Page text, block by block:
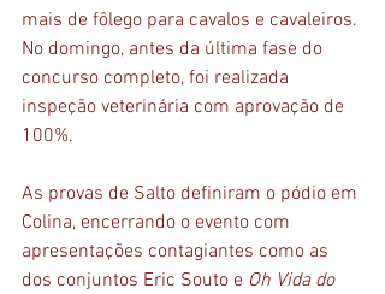
mais de fôlego para cavalos e cavaleiros.
No domingo, antes da última fase do
concurso completo, foi realizada
inspeção veterinária com aprovação de
100%.
As provas de Salto definiram o pódio em
Colina, encerrando o evento com
apresentações contagiantes como as
dos conjuntos Eric Souto e Oh Vida do